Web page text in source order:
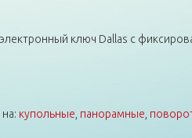
ключ Dallas с
купольные панорамные